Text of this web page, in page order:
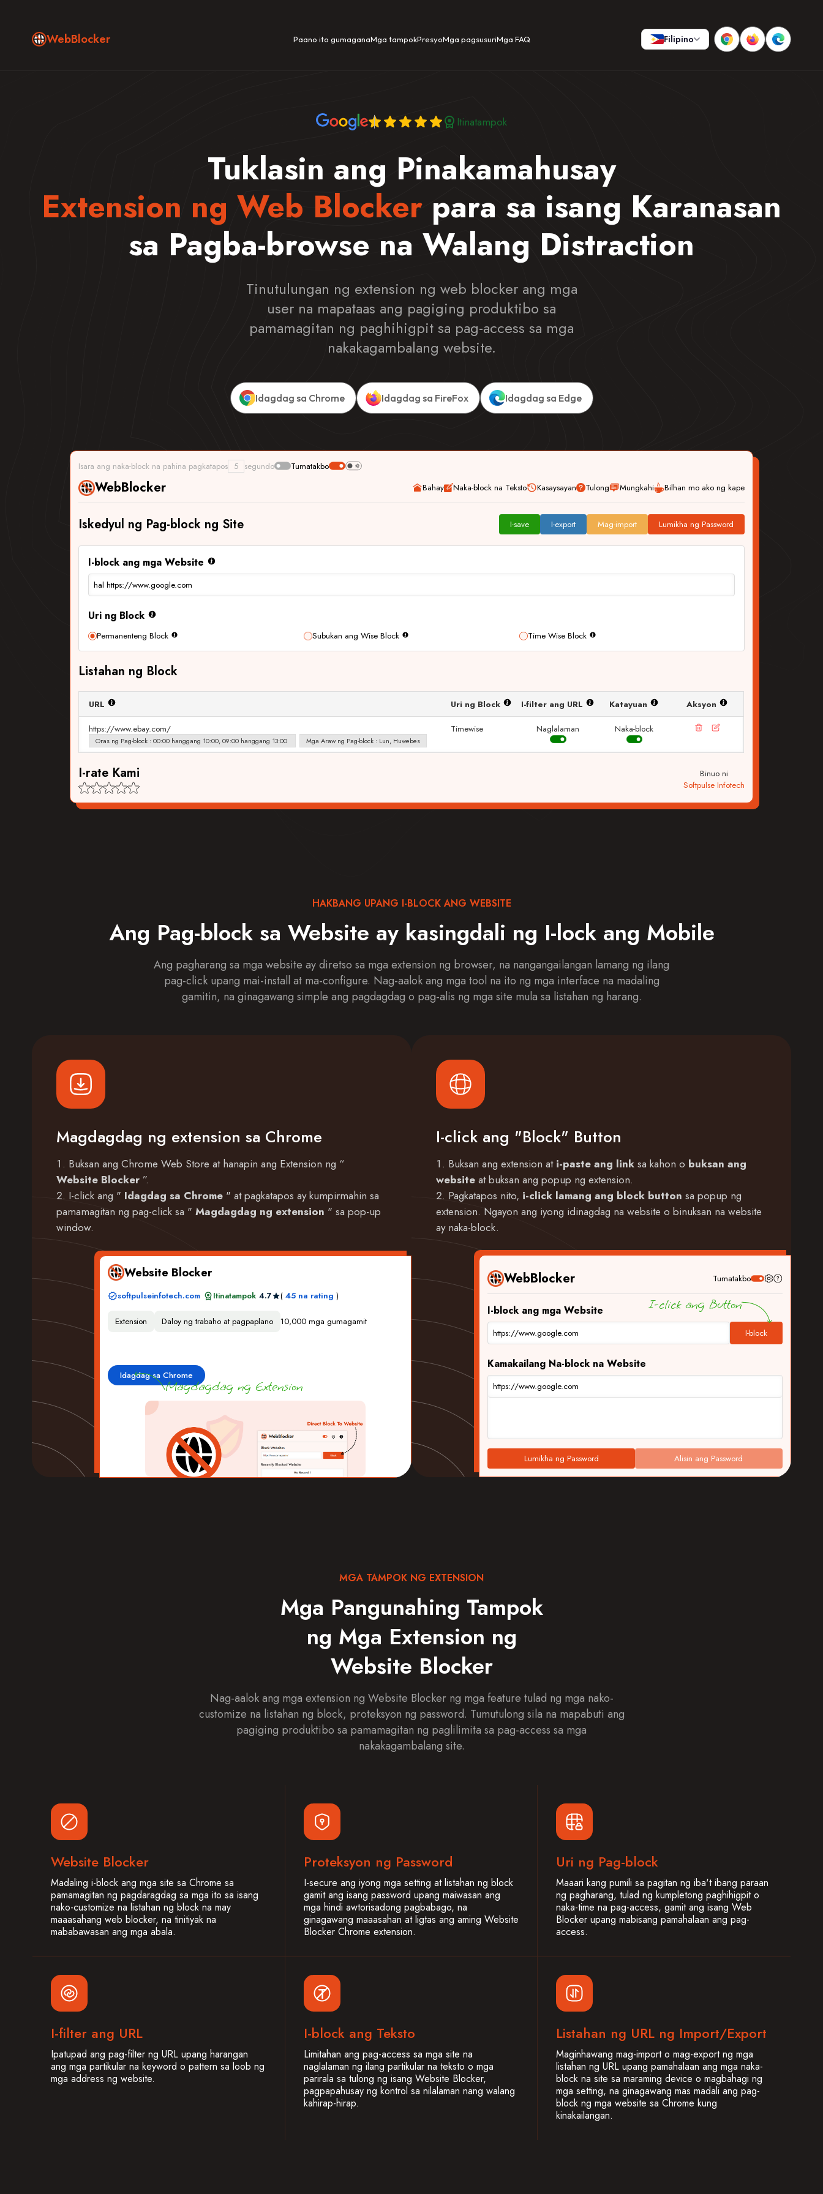
WebBlocker Filipino
Itinatampok
Tuklasin ang Pinakamahusay
Extension ng Web Blocker para sa isang Karanasan
sa Pagba-browse na Walang Distraction
Tinutulungan ng extension ng web blocker ang mga
user na mapataas ang pagiging produktibo sa
pamamagitan ng paghihigpit sa pag-access sa mga
nakakagambalang website.
Idagdag sa Chrome Idagdag sa FireFox Idagdag sa Edge
Isara ang naka-block na pahina pagkatapos 5 segundo Tumatakbo
WebBlocker Bahay Naka-block na Teksto Kasaysayan Tulong Mungkahi Bilhan mo ako ng kape
Iskedyul ng Pag-block ng Site I-save I-export Mag-import Lumikha ng Password
I-block ang mga Website
hal https://www.google.com
Uri ng Block
Permanenteng Block Subukan ang Wise Block Time Wise Block
Listahan ng Block
URL Uri ng Block I-filter ang URL Katayuan Aksyon
https://www.ebay.com/
Oras ng Pag-block : 00:00 hanggang 10:00, 09:00 hanggang 13:00 Mga Araw ng Pag-block : Lun, Huwebes
Timewise Naglalaman Naka-block
I-rate Kami
Binuo ni
Softpulse Infotech
HAKBANG UPANG I-BLOCK ANG WEBSITE
Ang Pag-block sa Website ay kasingdali ng I-lock ang Mobile
Ang pagharang sa mga website ay diretso sa mga extension ng browser, na nangangailangan lamang ng ilang
pag-click upang mai-install at ma-configure. Nag-aalok ang mga tool na ito ng mga interface na madaling
gamitin, na ginagawang simple ang pagdagdag o pag-alis ng mga site mula sa listahan ng harang.
Magdagdag ng extension sa Chrome
Buksan ang Chrome Web Store at hanapin ang Extension ng “
Website Blocker ”.
I-click ang " Idagdag sa Chrome " at pagkatapos ay kumpirmahin sa
pamamagitan ng pag-click sa " Magdagdag ng extension " sa pop-up
window.
Website Blocker
softpulseinfotech.com Itinatampok 4.7 (45 na rating )
Extension Daloy ng trabaho at pagpaplano 10,000 mga gumagamit
Idagdag sa Chrome
Magdagdag ng Extension
I-click ang "Block" Button
Buksan ang extension at i-paste ang link sa kahon o buksan ang
website at buksan ang popup ng extension.
Pagkatapos nito, i-click lamang ang block button sa popup ng
extension. Ngayon ang iyong idinagdag na website o binuksan na website
ay naka-block.
WebBlocker Tumatakbo
I-block ang mga Website
https://www.google.com
I-click ang Button
I-block
Kamakailang Na-block na Website
https://www.google.com
Lumikha ng Password Alisin ang Password
MGA TAMPOK NG EXTENSION
Mga Pangunahing Tampok
ng Mga Extension ng
Website Blocker
Nag-aalok ang mga extension ng Website Blocker ng mga feature tulad ng mga nako-
customize na listahan ng block, proteksyon ng password. Tumutulong sila na mapabuti ang
pagiging produktibo sa pamamagitan ng paglilimita sa pag-access sa mga
nakakagambalang site.
Website Blocker
Madaling i-block ang mga site sa Chrome sa
pamamagitan ng pagdaragdag sa mga ito sa isang
nako-customize na listahan ng block na may
maaasahang web blocker, na tinitiyak na
mababawasan ang mga abala.
Proteksyon ng Password
I-secure ang iyong mga setting at listahan ng block
gamit ang isang password upang maiwasan ang
mga hindi awtorisadong pagbabago, na
ginagawang maaasahan at ligtas ang aming Website
Blocker Chrome extension.
Uri ng Pag-block
Maaari kang pumili sa pagitan ng iba't ibang paraan
ng pagharang, tulad ng kumpletong paghihigpit o
naka-time na pag-access, gamit ang isang Web
Blocker upang mabisang pamahalaan ang pag-
access.
I-filter ang URL
Ipatupad ang pag-filter ng URL upang harangan
ang mga partikular na keyword o pattern sa loob ng
mga address ng website.
I-block ang Teksto
Limitahan ang pag-access sa mga site na
naglalaman ng ilang partikular na teksto o mga
parirala sa tulong ng isang Website Blocker,
pagpapahusay ng kontrol sa nilalaman nang walang
kahirap-hirap.
Listahan ng URL ng Import/Export
Maginhawang mag-import o mag-export ng mga
listahan ng URL upang pamahalaan ang mga naka-
block na site sa maraming device o magbahagi ng
mga setting, na ginagawang mas madali ang pag-
block ng mga website sa Chrome kung
kinakailangan.